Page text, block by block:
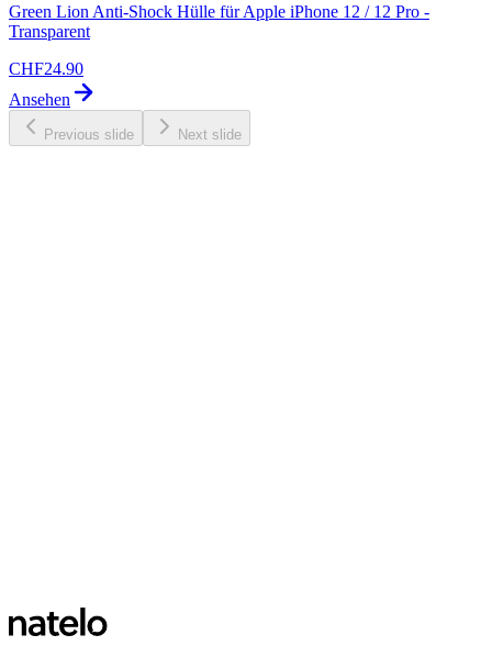
Green Lion Anti-Shock Hülle für Apple iPhone 12 / 12 Pro -
Transparent
CHF24.90
Ansehen
Previous slide Next slide